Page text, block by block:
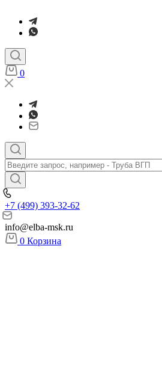
0
+7 (499) 393-32-62
info@elba-msk.ru
0 Корзина